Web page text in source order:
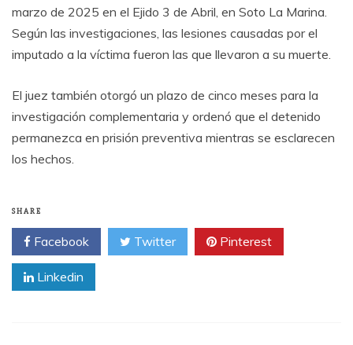
marzo de 2025 en el Ejido 3 de Abril, en Soto La Marina.
Según las investigaciones, las lesiones causadas por el
imputado a la víctima fueron las que llevaron a su muerte.
El juez también otorgó un plazo de cinco meses para la
investigación complementaria y ordenó que el detenido
permanezca en prisión preventiva mientras se esclarecen
los hechos.
SHARE
Facebook Twitter Pinterest
Linkedin